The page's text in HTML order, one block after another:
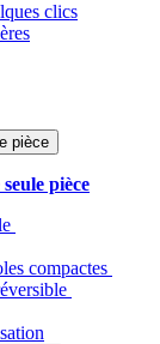
clics
pièce
pièce
compactes